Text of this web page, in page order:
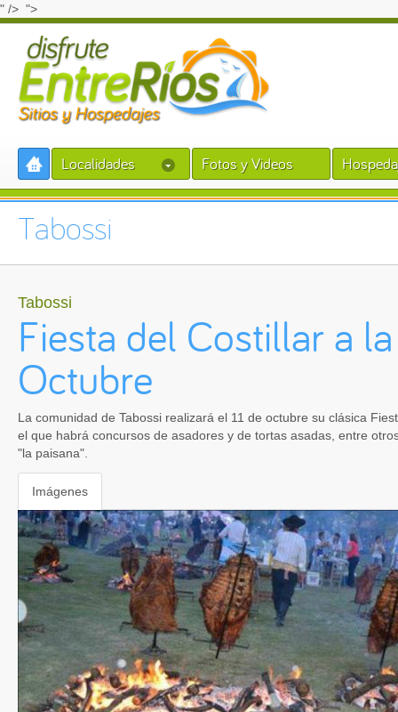
" /> ">
Localidades Fotos y Videos
Tabossi
Tabossi
Fiesta del Costillar a
Octubre
La comunidad de Tabossi realizará el 11 de octubre su clásica
el que habrá concursos de asadores y de tortas asadas, entre
"la paisana".
Imágenes